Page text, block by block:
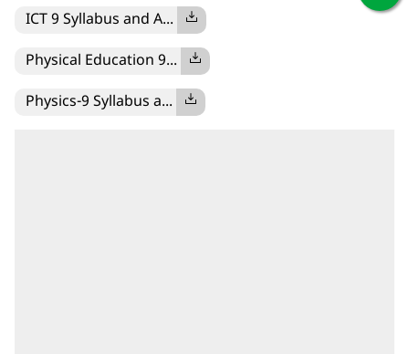
ICT 9 Syllabus and A...
Physical Education 9...
Physics-9 Syllabus a...